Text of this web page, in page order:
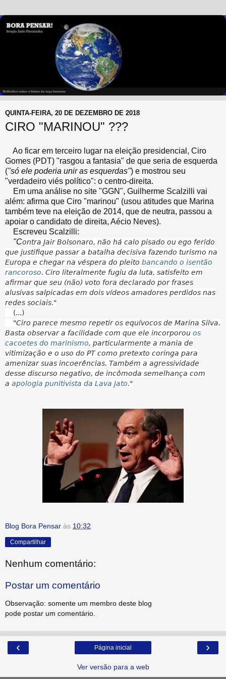
QUINTA-FEIRA, 20 DE DEZEMBRO DE 2018
CIRO "MARINOU" ???
Ao ficar em terceiro lugar na eleição presidencial, Ciro
Gomes (PDT) "rasgou a fantasia" de que seria de esquerda
("só ele poderia unir as esquerdas") e mostrou seu
"verdadeiro viés político": o centro-direita.
Em uma análise no site "GGN", Guilherme Scalzilli vai
além: afirma que Ciro "marinou" (usou atitudes que Marina
também teve na eleição de 2014, que de neutra, passou a
apoiar o candidato de direita, Aécio Neves).
Escreveu Scalzilli:
"Contra Jair Bolsonaro, não há calo pisado ou ego ferido
que justifique passar a batalha decisiva fazendo turismo na
Europa e chegar na véspera do pleito bancando o isentão
rancoroso. Ciro literalmente fugiu da luta, satisfeito em
afirmar que seu (não) voto fora declarado por frases
alusivas salpicadas em dois vídeos amadores perdidos nas
redes sociais."
(...)
"Ciro parece mesmo repetir os equívocos de Marina Silva.
Basta observar a facilidade com que ele incorporou os
cacoetes do marinismo, particularmente a mania de
vitimização e o uso do PT como pretexto coringa para
amenizar suas incoerências. Também a agressividade
desse discurso negativo, de incômoda semelhança com
a apologia punitivista da Lava Jato."
Blog Bora Pensar às 10:32
Compartilhar
Nenhum comentário:
Postar um comentário
Observação: somente um membro deste blog
pode postar um comentário.
‹ ›
Página inicial
Ver versão para a web